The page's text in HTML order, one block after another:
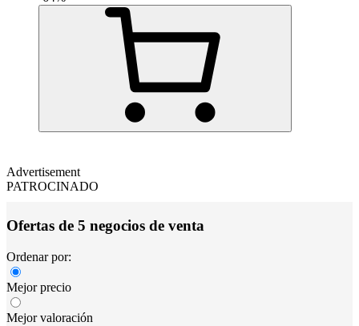
Advertisement
PATROCINADO
Ofertas de 5 negocios de venta
Ordenar por:
Mejor precio
Mejor valoración